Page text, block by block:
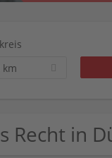
km
Recht in